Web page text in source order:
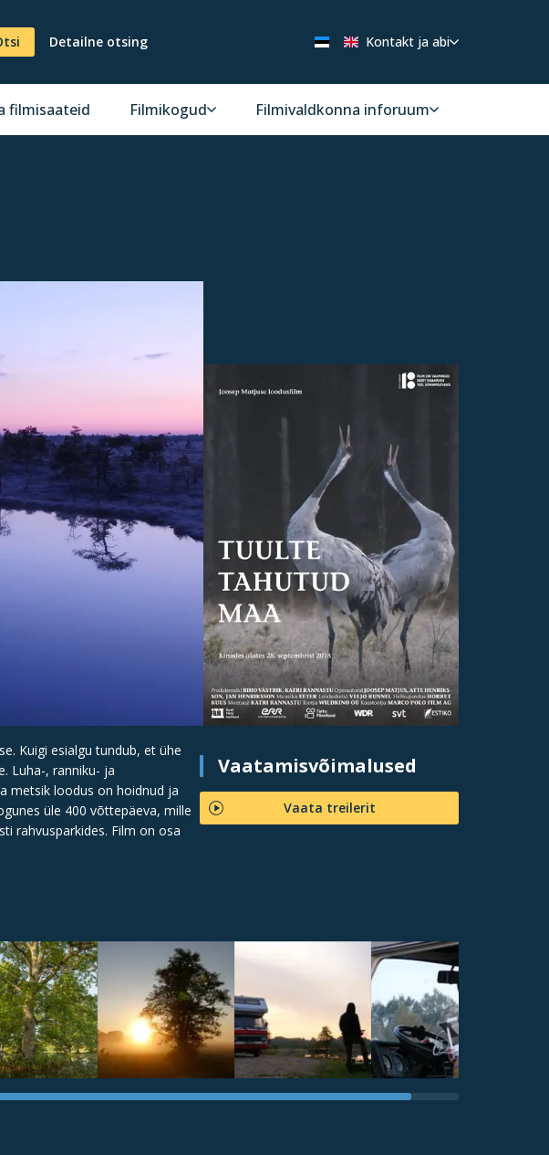
Detailne otsing Kontakt ja abi
filmisaateid Filmikogud Filmivaldkonna inforuum
Kuigi esialgu tundub, et ühe
Luha-, ranniku- ja
metsik loodus on hoidnud ja
üle 400 võttepäeva, mille
rahvusparkides. Film on osa
Vaatamisvõimalused
Vaata treilerit